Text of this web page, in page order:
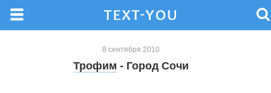
8 сентября 2010
Трофим - Город Сочи